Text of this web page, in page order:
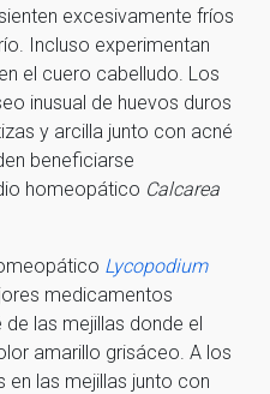
excesivamente fríos
Incluso experimentan
el cuero cabelludo. Los
inusual de huevos duros
y arcilla junto con acné
beneficiarse
homeopático Calcarea
Lycopodium
medicamentos
las mejillas donde el
amarillo grisáceo. A los
en las mejillas junto con